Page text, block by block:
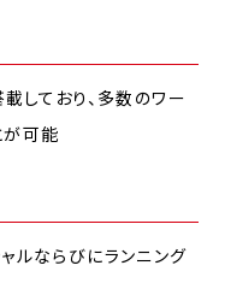
しており、多数のワー
が可能
ルならびにランニング